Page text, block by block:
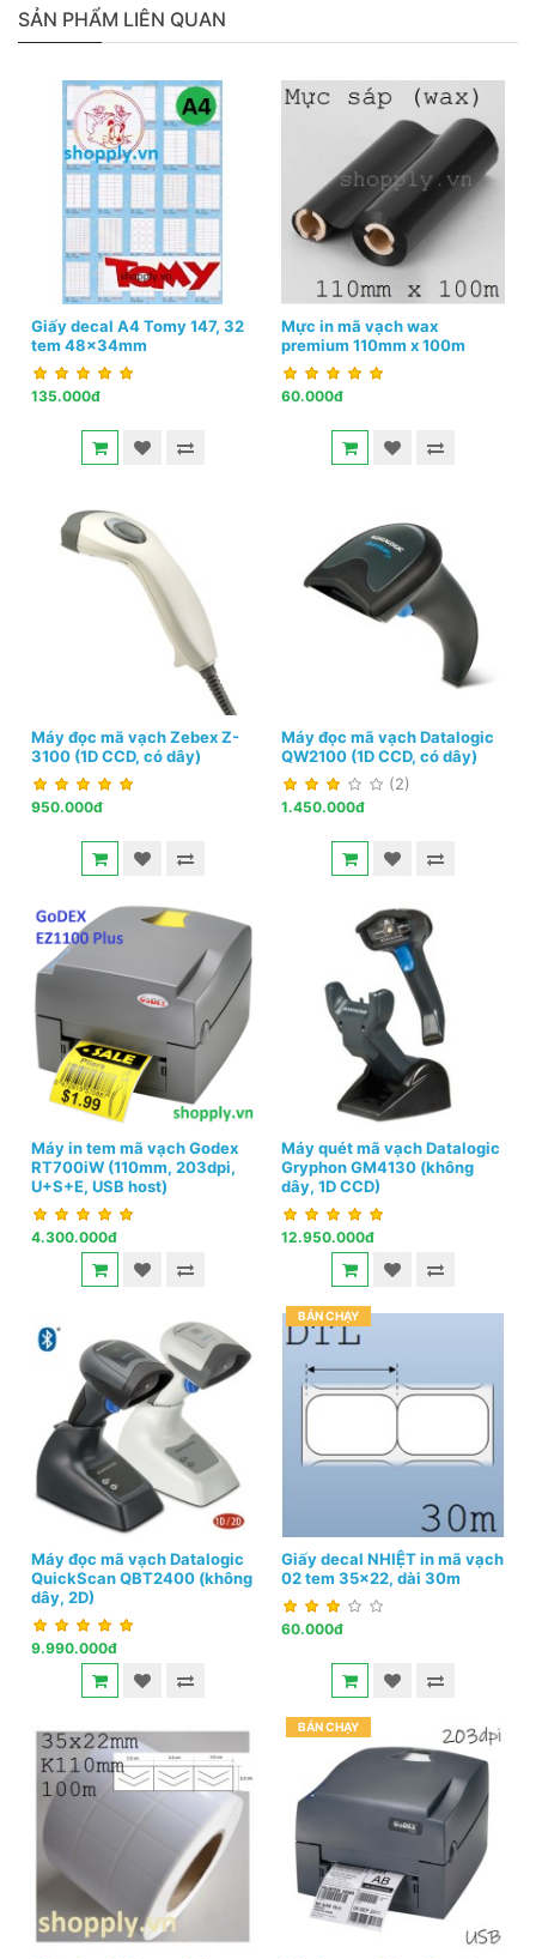
SẢN PHẨM LIÊN QUAN
Giấy decal A4 Tomy 147, 32
tem 48x34mm
135.000đ
Mực in mã vạch wax
premium 110mm x 100m
60.000đ
Máy đọc mã vạch Zebex Z-
3100 (1D CCD, có dây)
950.000đ
Máy đọc mã vạch Datalogic
QW2100 (1D CCD, có dây)
(2)
1.450.000đ
Máy in tem mã vạch Godex
RT700iW (110mm, 203dpi,
U+S+E, USB host)
4.300.000đ
Máy quét mã vạch Datalogic
Gryphon GM4130 (không
dây, 1D CCD)
12.950.000đ
Máy đọc mã vạch Datalogic
QuickScan QBT2400 (không
dây, 2D)
9.990.000đ
BÁN CHẠY
Giấy decal NHIỆT in mã vạch
02 tem 35x22, dài 30m
60.000đ
BÁN CHẠY